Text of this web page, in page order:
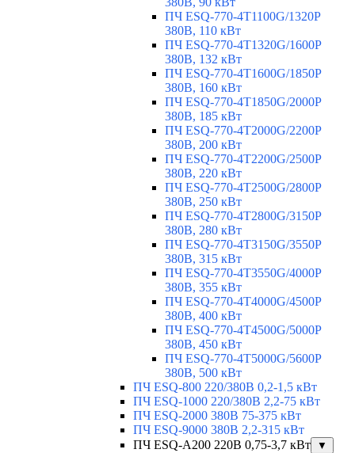
ПЧ ESQ-770-4T1100G/1320P
380В, 110 кВт
ПЧ ESQ-770-4T1320G/1600P
380В, 132 кВт
ПЧ ESQ-770-4T1600G/1850P
380В, 160 кВт
ПЧ ESQ-770-4T1850G/2000P
380В, 185 кВт
ПЧ ESQ-770-4T2000G/2200P
380В, 200 кВт
ПЧ ESQ-770-4T2200G/2500P
380В, 220 кВт
ПЧ ESQ-770-4T2500G/2800P
380В, 250 кВт
ПЧ ESQ-770-4T2800G/3150P
380В, 280 кВт
ПЧ ESQ-770-4T3150G/3550P
380В, 315 кВт
ПЧ ESQ-770-4T3550G/4000P
380В, 355 кВт
ПЧ ESQ-770-4T4000G/4500P
380В, 400 кВт
ПЧ ESQ-770-4T4500G/5000P
380В, 450 кВт
ПЧ ESQ-770-4T5000G/5600P
380В, 500 кВт
ПЧ ESQ-800 220/380В 0,2-1,5 кВт
ПЧ ESQ-1000 220/380В 2,2-75 кВт
ПЧ ESQ-2000 380В 75-375 кВт
ПЧ ESQ-9000 380В 2,2-315 кВт
ПЧ ESQ-A200 220В 0,75-3,7 кВт
▼